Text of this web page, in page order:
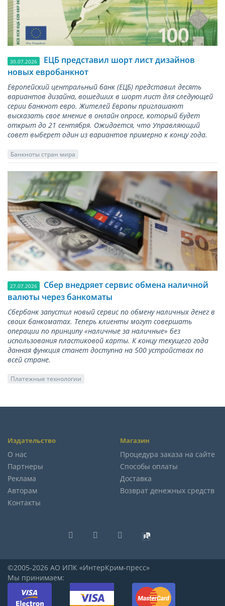
30.07.2026
ЕЦБ представил шорт лист дизайнов
новых евробанкнот
Европейский центральный банк (ЕЦБ) представил десять
вариантов дизайна, вошедших в шорт лист для следующей
серии банкнот евро. Жителей Европы приглашают
высказать свое мнение в онлайн опросе, который будет
открыт до 21 сентября. Ожидается, что Управляющий
совет выберет один из вариантов примерно к концу года.
Банкноты стран мира
27.07.2026
Сбер внедряет сервис обмена наличной
валюты через банкоматы
Сбербанк запустил новый сервис по обмену наличных денег в
своих банкоматах. Теперь клиенты могут совершать
операции по принципу «наличные за наличные» без
использования пластиковой карты. К концу текущего года
данная функция станет доступна на 500 устройствах по
всей стране.
Платежные технологии
Издательство
О нас
Партнеры
Реклама
Авторам
Контакты
Магазин
Процедура заказа на сайте
Способы оплаты
Доставка
Возврат денежных средств
©2005-2026 АО ИПК «ИнтерКрим-пресс»
Мы принимаем: